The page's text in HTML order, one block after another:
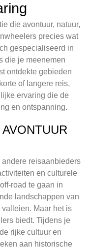
die avontuur, natuur,
precies wat
gespecialiseerd in
die je meenemen
ontdekte gebieden
of langere reis,
ervaring die de
en ontspanning.
reisaanbieders
en culturele
road te gaan in
landschappen van
Maar het is
biedt. Tijdens je
rijke cultuur en
aan historische